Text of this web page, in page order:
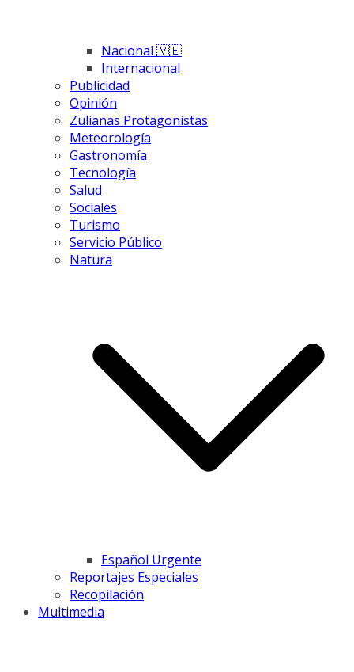
Nacional 🇻🇪
Internacional
Publicidad
Opinión
Zulianas Protagonistas
Meteorología
Gastronomía
Tecnología
Salud
Sociales
Turismo
Servicio Público
Natura
Español Urgente
Reportajes Especiales
Recopilación
Multimedia